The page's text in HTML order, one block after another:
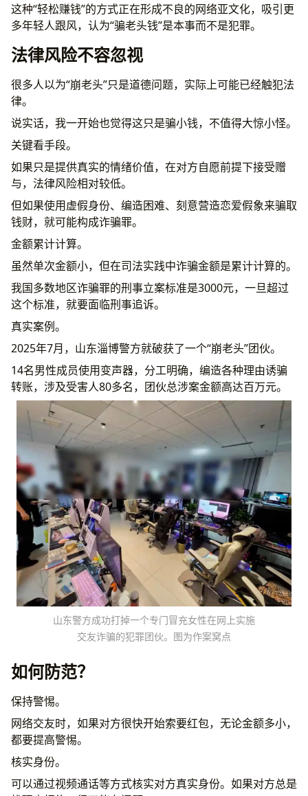
这种“轻松赚钱”的方式正在形成不良的网络亚文化，吸引更
多年轻人跟风，认为“骗老头钱”是本事而不是犯罪。
法律风险不容忽视
很多人以为“崩老头”只是道德问题，实际上可能已经触犯法
律。
说实话，我一开始也觉得这只是骗小钱，不值得大惊小怪。
关键看手段。
如果只是提供真实的情绪价值，在对方自愿前提下接受赠
与，法律风险相对较低。
但如果使用虚假身份、编造困难、刻意营造恋爱假象来骗取
钱财，就可能构成诈骗罪。
金额累计计算。
虽然单次金额小，但在司法实践中诈骗金额是累计计算的。
我国多数地区诈骗罪的刑事立案标准是3000元，一旦超过
这个标准，就要面临刑事追诉。
真实案例。
2025年7月，山东淄博警方就破获了一个“崩老头”团伙。
14名男性成员使用变声器，分工明确，编造各种理由诱骗
转账，涉及受害人80多名，团伙总涉案金额高达百万元。
山东警方成功打掉一个专门冒充女性在网上实施
交友诈骗的犯罪团伙。图为作案窝点
如何防范？
保持警惕。
网络交友时，如果对方很快开始索要红包，无论金额多小，
都要提高警惕。
核实身份。
可以通过视频通话等方式核实对方真实身份。如果对方总是